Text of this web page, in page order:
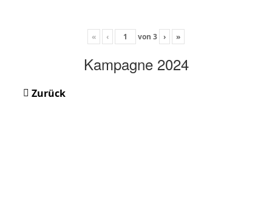
« ‹ von 3 › »
Kampagne 2024
Zurück